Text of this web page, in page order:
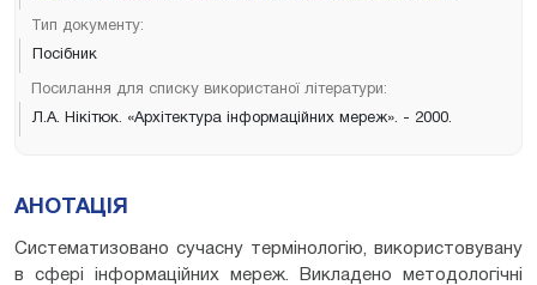
Тип документу:
Посібник
Посилання для списку використаної літератури:
Л.А. Нікітюк. «Архітектура інформаційних мереж». - 2000.
АНОТАЦІЯ
Систематизовано сучасну термінологію, використовувану
в сфері інформаційних мереж. Викладено методологічні